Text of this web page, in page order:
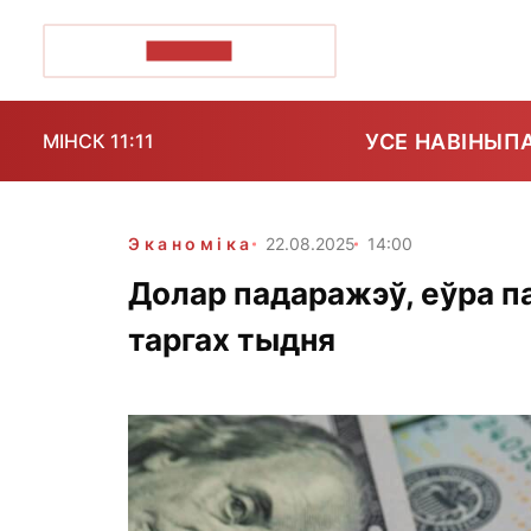
МІНСК 11:11 УСЕ НАВІНЫ
Эканоміка 22.08.2025 14:00
Долар падаражэў, еўра
таргах тыдня